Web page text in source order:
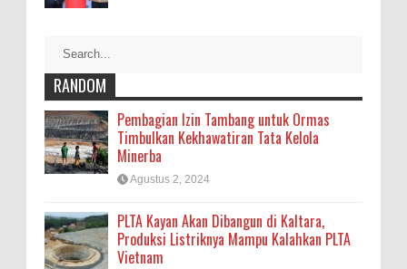
RANDOM
Pembagian Izin Tambang untuk Ormas
Timbulkan Kekhawatiran Tata Kelola
Minerba
Agustus 2, 2024
PLTA Kayan Akan Dibangun di Kaltara,
Produksi Listriknya Mampu Kalahkan PLTA
Vietnam